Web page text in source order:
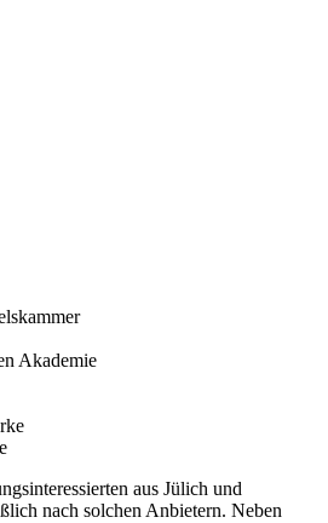
Akademie
aus Jülich und
nach solchen Anbietern. Neben